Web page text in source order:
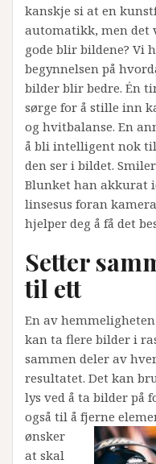
kanskje si at en
automatikk, men det
gode blir bildene? Vi
begynnelsen på
bilder blir bedre. Én
sørge for å stille inn
og hvitbalanse. En
å bli intelligent nok til
den ser i bildet.
Blunket han akkurat
linsesus foran
hjelper deg å få det
Setter
til ett
En av
kan ta flere bilder i
sammen deler av
resultatet. Det kan
lys ved å ta bilder på
også til å fjerne
ønsker
at skal